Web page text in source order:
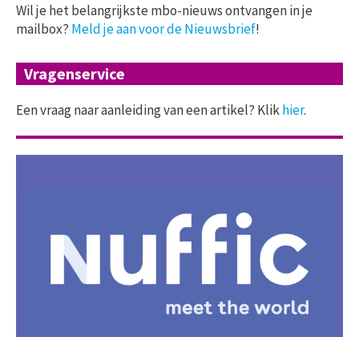
Wil je het belangrijkste mbo-nieuws ontvangen in je
mailbox? Meld je aan voor de Nieuwsbrief!
Vragenservice
Een vraag naar aanleiding van een artikel? Klikhier.